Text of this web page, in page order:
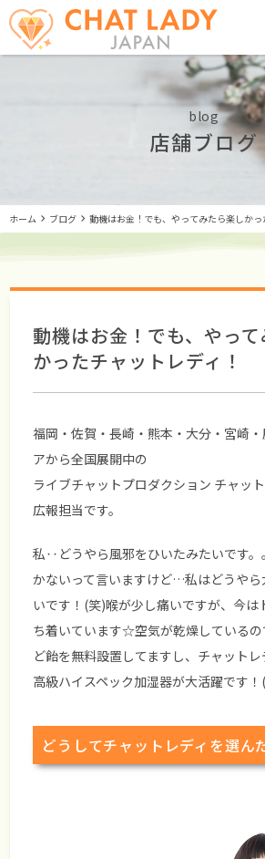
blog
店舗ブログ
ホーム ブログ 動機はお金！でも、やってみたら楽しかっ
動機はお金！でも、やっ
かったチャットレディ！
福岡・佐賀・長崎・熊本・大分・宮崎
アから全国展開中の
ライブチャットプロダクション チャッ
広報担当です。
私‥どうやら風邪をひいたみたいです。
かないって言いますけど…私はどうやら
いです！(笑)喉が少し痛いですが、今は
ち着いています☆空気が乾燥しているの
ど飴を無料設置してますし、チャット
高級ハイスペック加湿器が大活躍です
どうしてチャットレディを選ん